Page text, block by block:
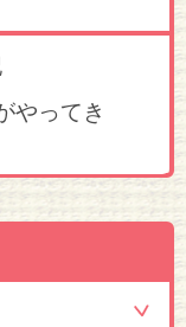
やってき